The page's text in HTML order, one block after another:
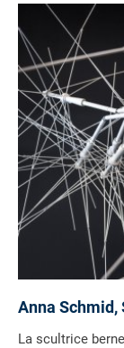
Anna Schmid,
La scultrice